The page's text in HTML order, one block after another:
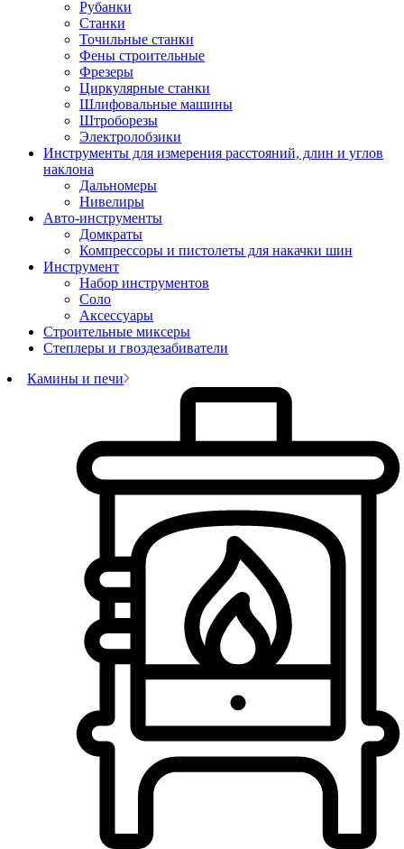
Рубанки
Станки
Точильные станки
Фены строительные
Фрезеры
Циркулярные станки
Шлифовальные машины
Штроборезы
Электролобзики
Инструменты для измерения расстояний, длин и углов
наклона
Дальномеры
Нивелиры
Авто-инструменты
Домкраты
Компрессоры и пистолеты для накачки шин
Инструмент
Набор инструментов
Соло
Аксессуары
Строительные миксеры
Степлеры и гвоздезабиватели
Камины и печи